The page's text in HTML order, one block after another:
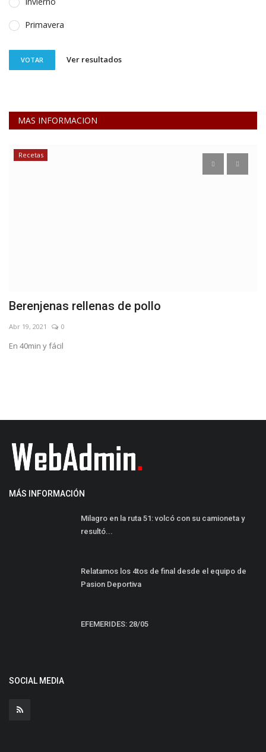
Primavera
VOTAR Ver resultados
MAS INFORMACION
Único en la región: inauguró el
MÁS INFORMACIÓN
Milagro en la ruta 51: volcó con su camioneta y
resultó...
Relatamos los 4tos de final desde el equipo de
Pasion Deportiva
EFEMERIDES: 28/05
SOCIAL MEDIA